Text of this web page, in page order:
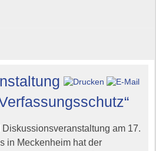
Diskussionsveranstaltungam 17.
in Meckenheim hat der